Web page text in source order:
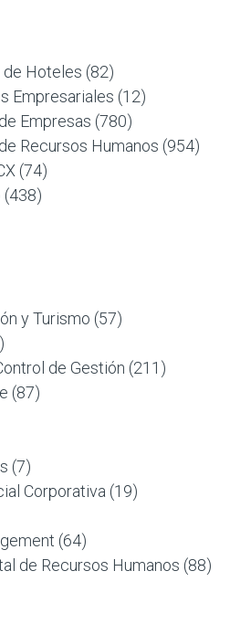
de Hoteles (82)
Empresariales (12)
Empresas (780)
Recursos Humanos (954)
(74)
(438)
y Turismo (57)
de Gestión (211)
(87)
(7)
Corporativa (19)
(64)
de Recursos Humanos (88)